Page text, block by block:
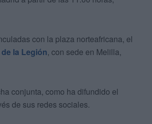
con la plaza norteafricana, el
la Legión, con sede en Melilla,
conjunta, como ha difundido el
de sus redes sociales.